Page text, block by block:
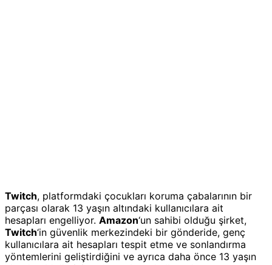
Twitch, platformdaki çocukları koruma çabalarının bir
parçası olarak 13 yaşın altındaki kullanıcılara ait
hesapları engelliyor. Amazon‘un sahibi olduğu şirket,
Twitch‘in güvenlik merkezindeki bir gönderide, genç
kullanıcılara ait hesapları tespit etme ve sonlandırma
yöntemlerini geliştirdiğini ve ayrıca daha önce 13 yaşın